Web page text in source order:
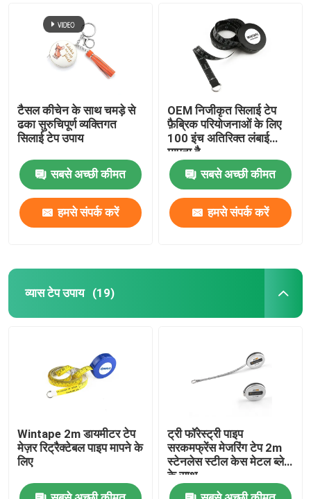
टैसल कीचेन के साथ चमड़े से
ढका सुरुचिपूर्ण व्यक्तिगत
सिलाई टेप उपाय
सबसे अच्छी कीमत
हमसे संपर्क करें
OEM निजीकृत सिलाई टेप
फ़ैब्रिक परियोजनाओं के लिए
100 इंच अतिरिक्त लंबाई
मापता है
सबसे अच्छी कीमत
हमसे संपर्क करें
व्यास टेप उपाय (19)
Wintape 2m डायमीटर टेप
मेज़र रिट्रैक्टेबल पाइप मापने के
लिए
ट्री फॉरेस्ट्री पाइप
सरकमफ्रेंस मेजरिंग टेप 2m
स्टेनलेस स्टील केस मेटल ब्लेड
के साथ